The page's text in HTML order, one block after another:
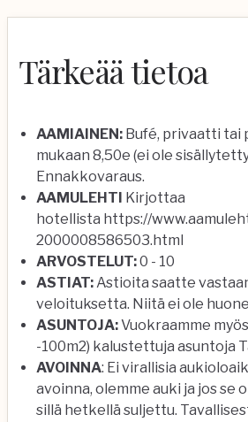
Tärkeää tietoa
AAMIAINEN: Bufé, privaatti
mukaan 8,50e (ei ole
Ennakkovaraus.
AAMULEHTI Kirjottaa
hotellista https://
2000008586503.html
ARVOSTELUT:0 - 10
ASTIAT:Astioita saatte
veloituksetta. Niitä ei ole
ASUNTOJA:Vuokraamme
-100m2) kalustettuja asuntoja
AVOINNA: Ei virallisia
avoinna, olemme auki ja jos se
sillä hetkellä suljettu.